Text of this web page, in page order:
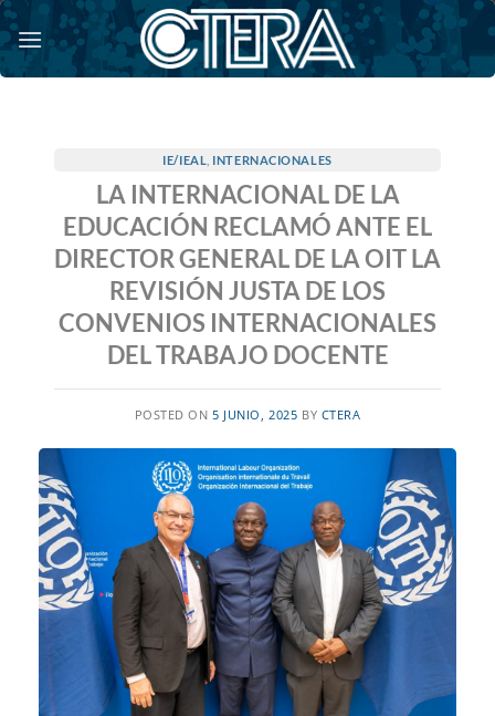
Saltar
al
contenido
IE/IEAL INTERNACIONALES
LA INTERNACIONAL DE LA
EDUCACIÓN RECLAMÓ ANTE EL
DIRECTOR GENERAL DE LA OIT LA
REVISIÓN JUSTA DE LOS
CONVENIOS INTERNACIONALES
DEL TRABAJO DOCENTE
POSTED ON 5 JUNIO, 2025 BY CTERA